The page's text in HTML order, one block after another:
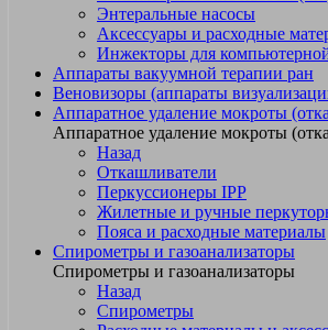
Энтеральные насосы
Аксессуары и расходные
Инжекторы для
Аппараты вакуумной терапии ран
Веновизоры (аппараты
Аппаратное удаление мокроты
Аппаратное удаление мокроты
Назад
Откашливатели
Перкуссионеры IPP
Жилетные и ручные
Пояса и расходные материалы
Спирометры и газоанализаторы
Спирометры и газоанализаторы
Назад
Спирометры